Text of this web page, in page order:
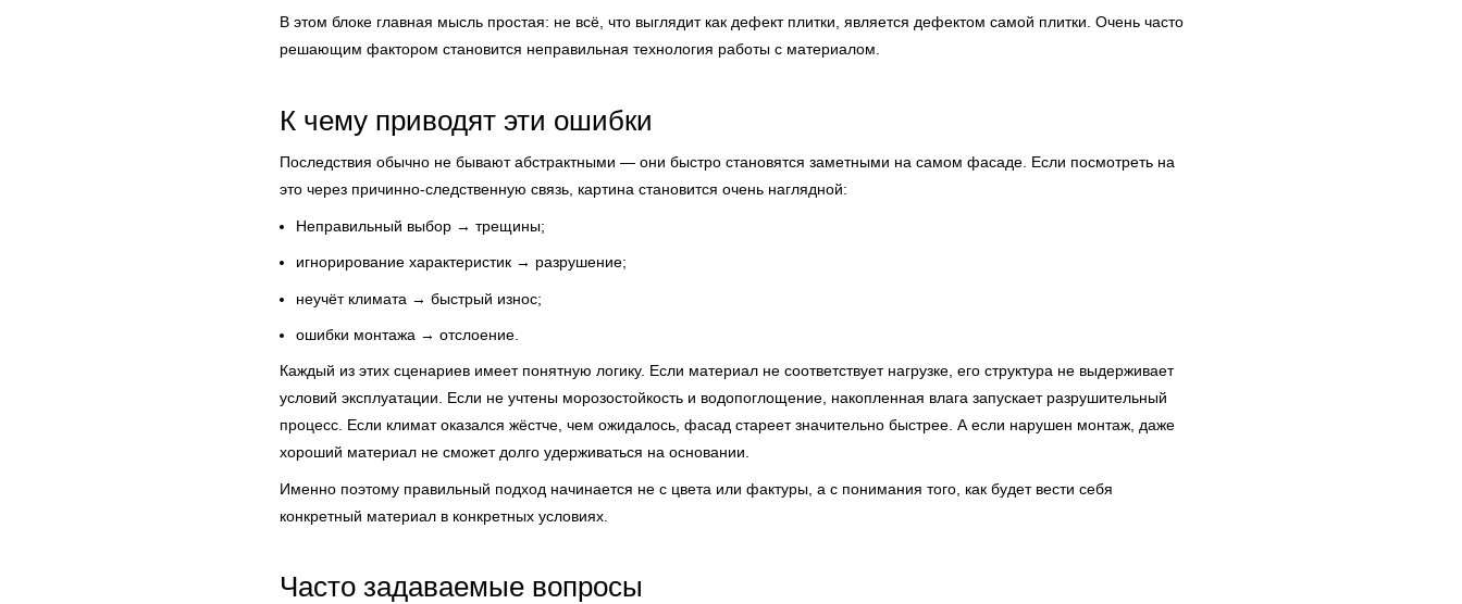
В этом блоке главная мысль простая: не всё, что выглядит как дефект плитки, является дефектом самой плитки. Очень часто
решающим фактором становится неправильная технология работы с материалом.
К чему приводят эти ошибки
Последствия обычно не бывают абстрактными — они быстро становятся заметными на самом фасаде. Если посмотреть на
это через причинно-следственную связь, картина становится очень наглядной:
Неправильный выбор → трещины;
игнорирование характеристик → разрушение;
неучёт климата → быстрый износ;
ошибки монтажа → отслоение.
Каждый из этих сценариев имеет понятную логику. Если материал не соответствует нагрузке, его структура не выдерживает
условий эксплуатации. Если не учтены морозостойкость и водопоглощение, накопленная влага запускает разрушительный
процесс. Если климат оказался жёстче, чем ожидалось, фасад стареет значительно быстрее. А если нарушен монтаж, даже
хороший материал не сможет долго удерживаться на основании.
Именно поэтому правильный подход начинается не с цвета или фактуры, а с понимания того, как будет вести себя
конкретный материал в конкретных условиях.
Часто задаваемые вопросы